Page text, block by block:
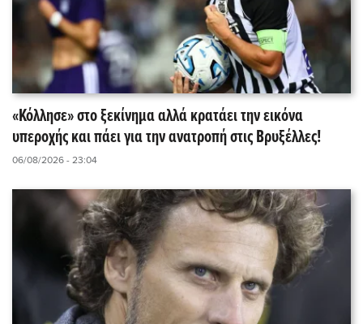
«Κόλλησε» στο ξεκίνημα αλλά κρατάει την εικόνα
υπεροχής και πάει για την ανατροπή στις Βρυξέλλες!
06/08/2026 - 23:04